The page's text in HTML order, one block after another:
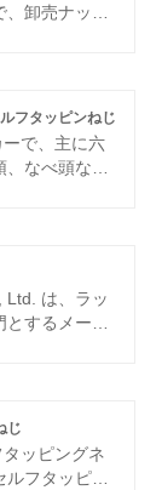
卸売ナット
フタッピンねじ
で、主に六
なべ頭など
じを新規お
紹介できる
は、ラッ
するメーカ
界で有名な
ます。およ
じ
ッピングネ
ルフタッピン